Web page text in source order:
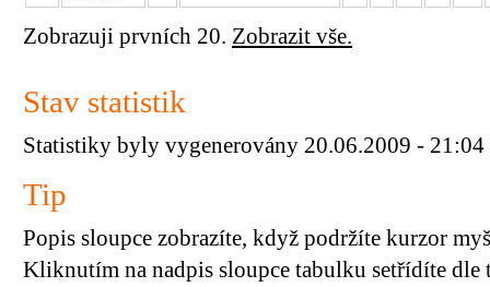
Zobrazuji prvních 20. Zobrazit vše.
Stav statistik
Statistiky byly vygenerovány 20.06.2009 - 21:04
Tip
Popis sloupce zobrazíte, když podržíte kurzor
Kliknutím na nadpis sloupce tabulku setřídíte dle